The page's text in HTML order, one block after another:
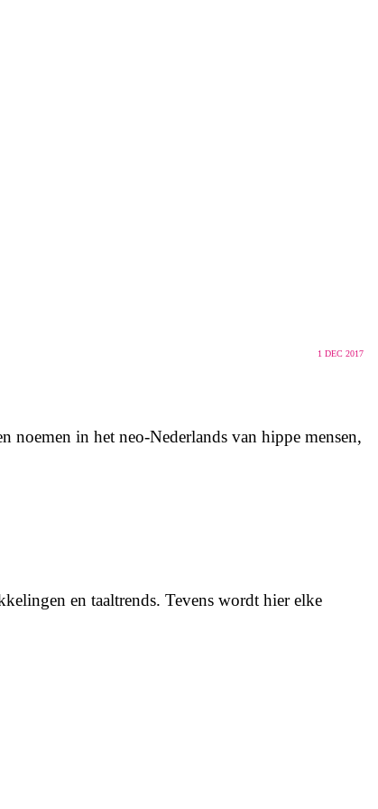
1 DEC 2017
noemen in het neo-Nederlands van hippe mensen,
en taaltrends. Tevens wordt hier elke